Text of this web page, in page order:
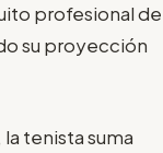
profesional de
su proyección
, la tenista suma